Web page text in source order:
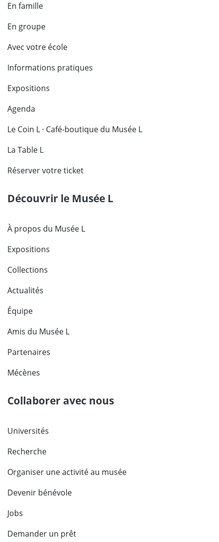
En famille
En groupe
Avec votre école
Informations pratiques
Expositions
Agenda
Le Coin L · Café-boutique du Musée L
La Table L
Réserver votre ticket
Découvrir le Musée L
À propos du Musée L
Expositions
Collections
Actualités
Équipe
Amis du Musée L
Partenaires
Mécènes
Collaborer avec nous
Universités
Recherche
Organiser une activité au musée
Devenir bénévole
Jobs
Demander un prêt